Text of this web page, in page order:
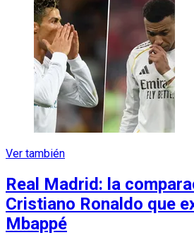
Ver también
Real Madrid: la
Cristiano Ronaldo que
Mbappé